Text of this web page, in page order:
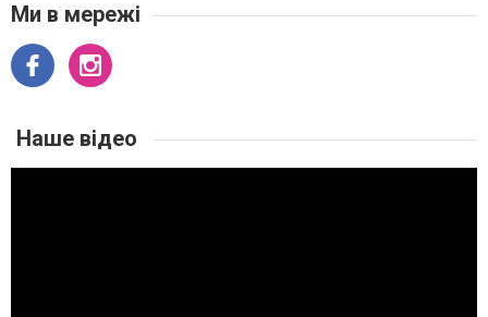
Ми в мережі
Наше відео